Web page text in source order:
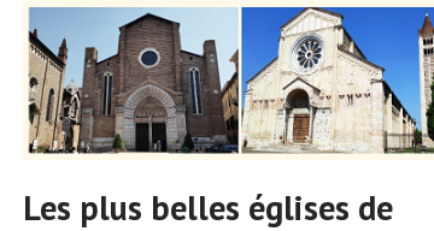
Les plus belles églises de